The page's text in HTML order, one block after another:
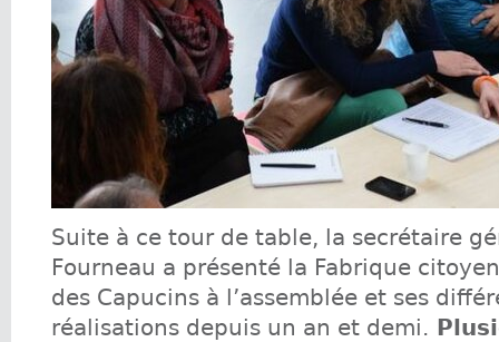
Suite à ce tour de table, la secrétaire
Fourneau a présenté la Fabrique
des Capucins à l’assemblée et ses
réalisations depuis un an et demi.